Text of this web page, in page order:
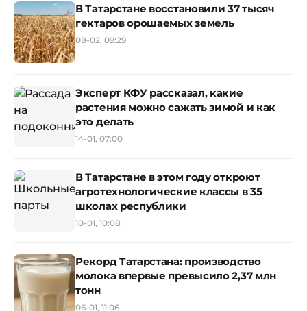
В Татарстане восстановили 37 тысяч
гектаров орошаемых земель
08-02, 09:29
Эксперт КФУ рассказал, какие
растения можно сажать зимой и как
это делать
14-01, 07:00
В Татарстане в этом году откроют
агротехнологические классы в 35
школах республики
10-01, 10:08
Рекорд Татарстана: производство
молока впервые превысило 2,37 млн
тонн
06-01, 11:06